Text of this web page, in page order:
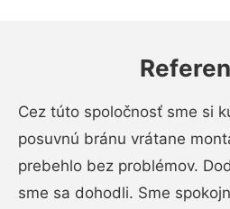
Cez túto spoločnosť sme si
posuvnú bránu vrátane
prebehlo bez problémov.
sme sa dohodli. Sme